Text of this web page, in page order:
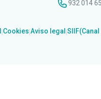
932 014
Cookies |Aviso legal |